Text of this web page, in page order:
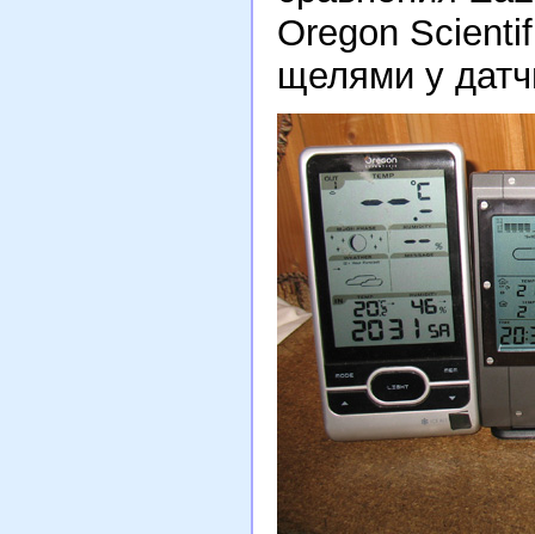
Oregon
щелями у